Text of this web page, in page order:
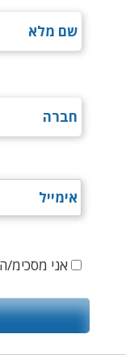
אני מסכימ/